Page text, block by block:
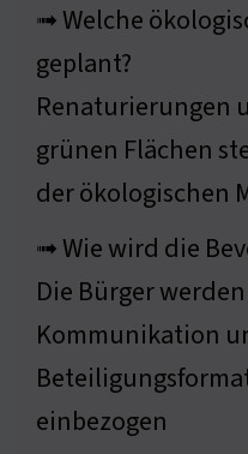
➟ Welche
geplant?
Renaturierungen
grünen Flächen
der ökologischen
➟ Wie wird die
Die Bürger
Kommunikation
einbezogen